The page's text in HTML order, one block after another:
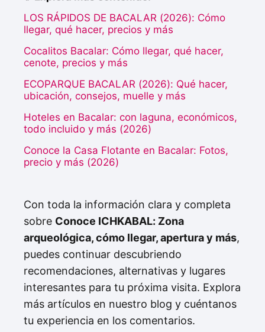
LOS RÁPIDOS DE BACALAR (2026): Cómo
llegar, qué hacer, precios y más
Cocalitos Bacalar: Cómo llegar, qué hacer,
cenote, precios y más
ECOPARQUE BACALAR (2026): Qué hacer,
ubicación, consejos, muelle y más
Hoteles en Bacalar: con laguna, económicos,
todo incluido y más (2026)
Conoce la Casa Flotante en Bacalar: Fotos,
precio y más (2026)
Con toda la información clara y completa
sobre Conoce ICHKABAL: Zona
arqueológica, cómo llegar, apertura y más,
puedes continuar descubriendo
recomendaciones, alternativas y lugares
interesantes para tu próxima visita. Explora
más artículos en nuestro blog y cuéntanos
tu experiencia en los comentarios.